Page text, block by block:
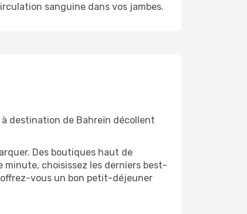
sanguine dans vos jambes.
destination de Bahreïn décollent
Des boutiques haut de
minute, choisissez les derniers best-
vous un bon petit-déjeuner